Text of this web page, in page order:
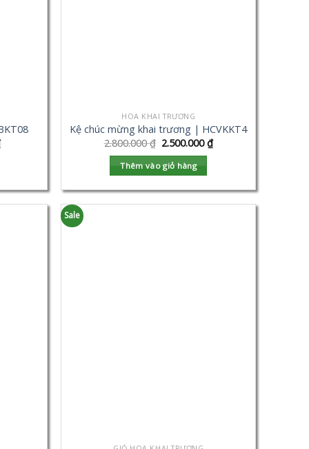
HOA KHAI TRƯƠNG
Kệ chúc mừng khai trương | HCVKKT4
2.800.000₫ 2.500.000₫
Thêm vào giỏ hàng
Sale